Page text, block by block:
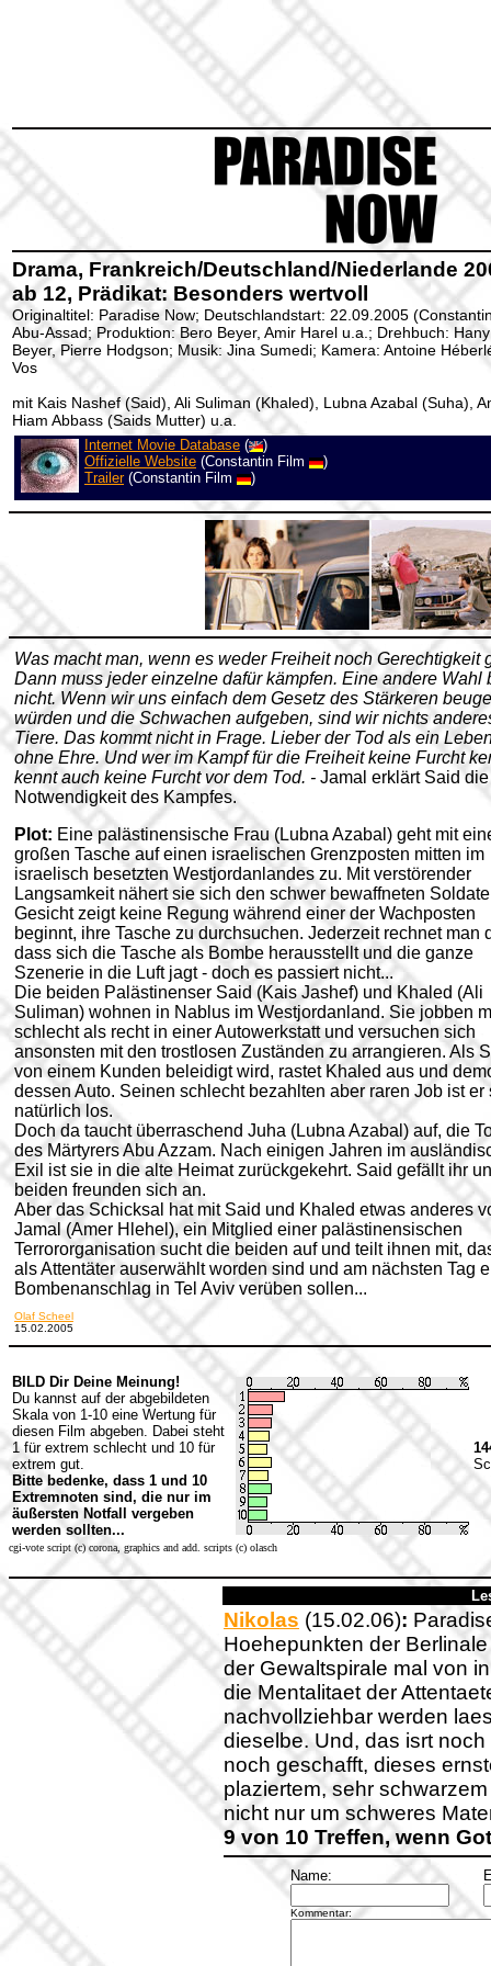
Drama, Frankreich/Deutschland/Niederlande
ab 12, Prädikat: Besonders wertvoll
Originaltitel: Paradise Now; Deutschlandstart: 22.09.2005
Abu-Assad; Produktion: Bero Beyer, Amir Harel u.a.; Drehbuch:
Beyer, Pierre Hodgson; Musik: Jina Sumedi; Kamera: Antoine
Vos
mit Kais Nashef (Said), Ali Suliman (Khaled), Lubna Azabal (Suha),
Hiam Abbass (Saids Mutter) u.a.
Internet Movie Database (
)
Offizielle Website (Constantin Film
)
Trailer(Constantin Film )
Was macht man, wenn es weder Freiheit noch Gerechtigkeit
Dann muss jeder einzelne dafür kämpfen. Eine andere Wahl
nicht. Wenn wir uns einfach dem Gesetz des Stärkeren
würden und die Schwachen aufgeben, sind wir nichts
Tiere. Das kommt nicht in Frage. Lieber der Tod als ein
ohne Ehre. Und wer im Kampf für die Freiheit keine Furcht
kennt auch keine Furcht vor dem Tod. - Jamal erklärt Said die
Notwendigkeit des Kampfes.
Plot: Eine palästinensische Frau (Lubna Azabal) geht mit
großen Tasche auf einen israelischen Grenzposten mitten im
israelisch besetzten Westjordanlandes zu. Mit verstörender
Langsamkeit nähert sie sich den schwer bewaffneten
Gesicht zeigt keine Regung während einer der Wachposten
beginnt, ihre Tasche zu durchsuchen. Jederzeit rechnet man
dass sich die Tasche als Bombe herausstellt und die ganze
Szenerie in die Luft jagt - doch es passiert nicht...
Die beiden Palästinenser Said (Kais Jashef) und Khaled (Ali
Suliman) wohnen in Nablus im Westjordanland. Sie jobben
schlecht als recht in einer Autowerkstatt und versuchen sich
ansonsten mit den trostlosen Zuständen zu arrangieren. Als
von einem Kunden beleidigt wird, rastet Khaled aus und
dessen Auto. Seinen schlecht bezahlten aber raren Job ist er
natürlich los.
Doch da taucht überraschend Juha (Lubna Azabal) auf, die
des Märtyrers Abu Azzam. Nach einigen Jahren im
Exil ist sie in die alte Heimat zurückgekehrt. Said gefällt ihr
beiden freunden sich an.
Aber das Schicksal hat mit Said und Khaled etwas anderes
Jamal (Amer Hlehel), ein Mitglied einer palästinensischen
Terrororganisation sucht die beiden auf und teilt ihnen mit,
als Attentäter auserwählt worden sind und am nächsten Tag
Bombenanschlag in Tel Aviv verüben sollen...
Olaf Scheel
15.02.2005
BILD Dir Deine Meinung!
Du kannst auf der abgebildeten
Skala von 1-10 eine Wertung für
diesen Film abgeben. Dabei steht
1 für extrem schlecht und 10 für
extrem gut.
Bitte bedenke, dass 1 und 10
Extremnoten sind, die nur im
äußersten Notfall vergeben
werden sollten...
cgi-vote script (c) corona, graphics and add. scripts (c) olasch
Nikolas (15.02.06):
Hoehepunkten der
der Gewaltspirale mal von
die Mentalitaet der
nachvollziehbar werden
dieselbe. Und, das isrt
noch geschafft, dieses
plaziertem, sehr
nicht nur um schweres
9 von 10 Treffen, wenn
Name:
Kommentar: